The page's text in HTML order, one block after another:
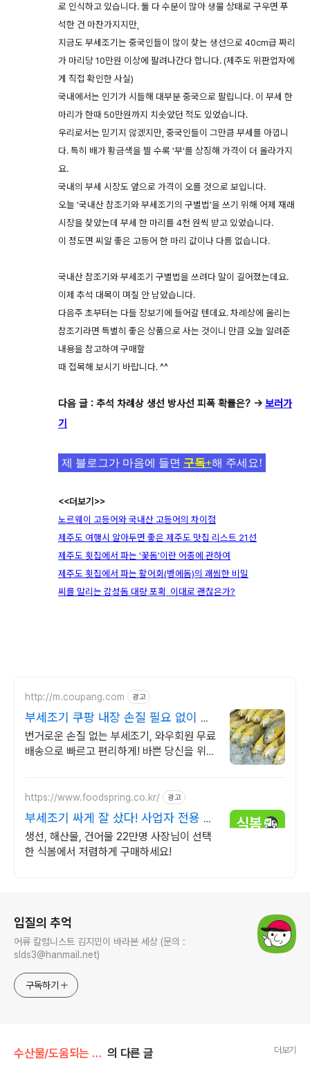
로 인식하고 있습니다. 둘 다 수분이 많아 생물 상태로 구우면 푸
석한 건 마찬가지지만,
지금도 부세조기는 중국인들이 많이 찾는 생선으로 40cm급 짜리
가 마리당 10만원 이상에 팔려나간다 합니다. (제주도 위판업자에
게 직접 확인한 사실)
국내에서는 인기가 시들해 대부분 중국으로 팔립니다. 이 부세 한
마리가 한때 50만원까지 치솟았던 적도 있었습니다.
우리로서는 믿기지 않겠지만, 중국인들이 그만큼 부세를 아낍니
다. 특히 배가 황금색을 띌 수록 '부'를 상징해 가격이 더 올라가지
요.
국내의 부세 시장도 앞으로 가격이 오를 것으로 보입니다.
오늘 '국내산 참조기와 부세조기의 구별법'을 쓰기 위해 어제 재래
시장을 찾았는데 부세 한 마리를 4천 원씩 받고 있었습니다.
이 정도면 씨알 좋은 고등어 한 마리 값이나 다름 없습니다.
국내산 참조기와 부세조기 구별법을 쓰려다 말이 길어졌는데요.
이제 추석 대목이 며칠 안 남았습니다.
다음주 초부터는 다들 장보기에 들어갈 텐데요. 차례상에 올리는
참조기라면 특별히 좋은 상품으로 사는 것이니 만큼 오늘 알려준
내용을 참고하여 구매할
때 접목해 보시기 바랍니다. ^^
다음 글 : 추석 차례상 생선 방사선 피폭 확률은? -> 보러가
기
제 블로그가 마음에 들면 구독+해 주세요!
<<더보기>>
노르웨이 고등어와 국내산 고등어의 차이점
제주도 여행시 알아두면 좋은 제주도 맛집 리스트 21선
제주도 횟집에서 파는 '꽃돔'이란 어종에 관하여
제주도 횟집에서 파는 활어회(벵에돔)의 괘씸한 비밀
씨를 말리는 감성돔 대량 포획, 이대로 괜찮은가?
http://m.coupang.com 광고
부세조기 쿠팡 내장 손질 필요 없이 간
편
번거로운 손질 없는 부세조기, 와우회원 무료
배송으로 빠르고 편리하게! 바쁜 당신을 위해
https://www.foodspring.co.kr/ 광고
부세조기 싸게 잘 샀다! 사업자 전용 특
가
생선, 해산물, 건어물 22만명 사장님이 선택
한 식봄에서 저렴하게 구매하세요!
입질의 추억
어류 칼럼니스트 김지민이 바라본 세상 (문의 :
slds3@hanmail.net)
구독하기
수산물/도움되는 수산물 구별팁 의 다른 글 더보기